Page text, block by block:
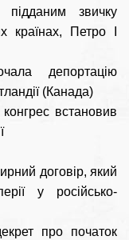
звичку
країнах, Петро I
депортацію
(Канада)
встановив
договір, який
у російсько-
про початок